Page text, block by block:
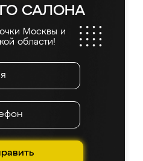
САЛОНА
Москвы и
области!